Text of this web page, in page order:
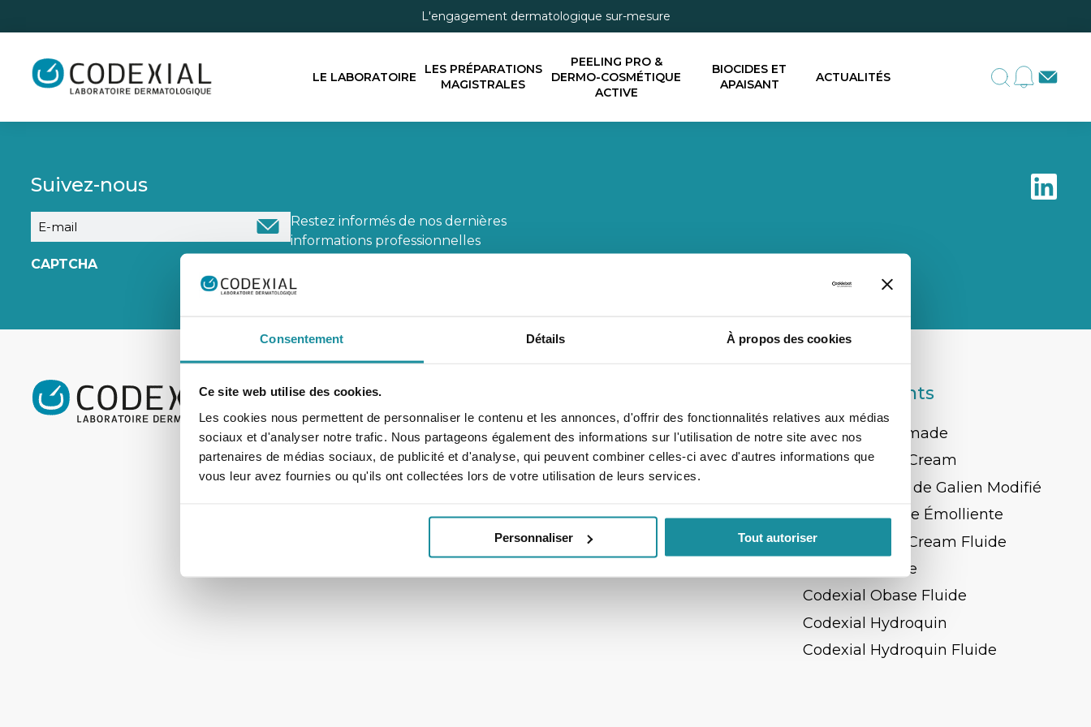
Consentement Détails À propos des cookies
Ce site web utilise des cookies.
Les cookies nous permettent de personnaliser le contenu et les annonces, d'offrir des fonctionnalités relatives aux médias
sociaux et d'analyser notre trafic. Nous partageons également des informations sur l'utilisation de notre site avec nos
partenaires de médias sociaux, de publicité et d'analyse, qui peuvent combiner celles-ci avec d'autres informations que
vous leur avez fournies ou qu'ils ont collectées lors de votre utilisation de leurs services.
Personnaliser Tout autoriser
L'engagement dermatologique sur-mesure
LE LABORATOIRE
LES PRÉPARATIONS
MAGISTRALES
PEELING PRO &
DERMO-COSMÉTIQUE
ACTIVE
BIOCIDES ET
APAISANT
ACTUALITÉS
Suivez-nous
E-
mail
CAPTCHA
Restez informés de nos dernières
informations professionnelles
Le Laboratoire
Notre histoire
Les soins dermo-cosmétiques
experts ENO
Magistrales
Prescrire une Préparation
Magistrale
Notre dossier sur les préparations
magistrales
Les Excipients
Codexial Pommade
Codexial Cold Cream
Codexial Cérat de Galien Modifié
Codexial Crème Émolliente
Codexial Cold Cream Fluide
Codexial Obase
Codexial Obase Fluide
Codexial Hydroquin
Codexial Hydroquin Fluide